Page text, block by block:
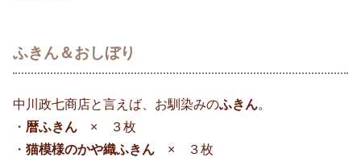
ふきん＆おしぼり
中川政七商店と言えば、お馴染みのふきん。
・ 暦ふきん × ３枚
・ 猫模様のかや織ふきん × ３枚